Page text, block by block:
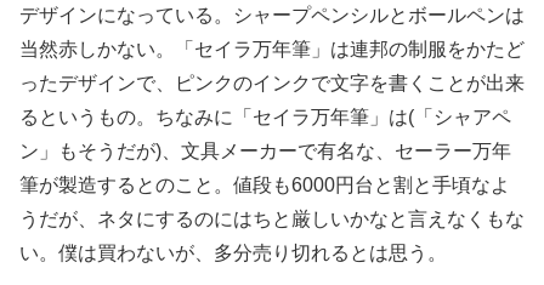
デザインになっている。シャープペンシルとボールペンは
当然赤しかない。「セイラ万年筆」は連邦の制服をかたど
ったデザインで、ピンクのインクで文字を書くことが出来
るというもの。ちなみに「セイラ万年筆」は(「シャアペ
ン」もそうだが)、文具メーカーで有名な、セーラー万年
筆が製造するとのこと。値段も6000円台と割と手頃なよ
うだが、ネタにするのにはちと厳しいかなと言えなくもな
い。僕は買わないが、多分売り切れるとは思う。